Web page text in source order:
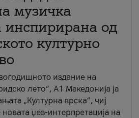
музичка
инспирирана од
културно
издание на
лето“, А1 Македонија ја
„Културна врска“, чиј
џез-интерпретација на